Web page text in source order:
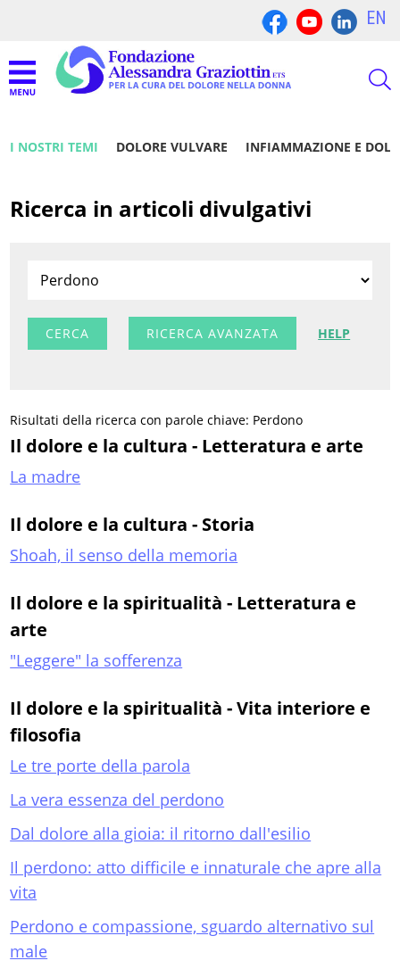
EN
I NOSTRI TEMI DOLORE VULVARE INFIAMMAZIONE E
Ricerca in articoli divulgativi
RICERCA AVANZATA HELP
Risultati della ricerca con parole chiave: Perdono
Il dolore e la cultura - Letteratura e arte
La madre
Il dolore e la cultura - Storia
Shoah, il senso della memoria
Il dolore e la spiritualità - Letteratura e
arte
"Leggere" la sofferenza
Il dolore e la spiritualità - Vita interiore e
filosofia
Le tre porte della parola
La vera essenza del perdono
Dal dolore alla gioia: il ritorno dall'esilio
Il perdono: atto difficile e innaturale che apre alla
vita
Perdono e compassione, sguardo alternativo sul
male